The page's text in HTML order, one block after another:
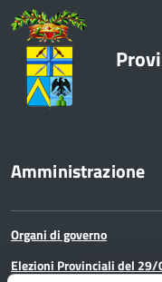
Amministrazione
Organi di governo
Elezioni Provinciali del